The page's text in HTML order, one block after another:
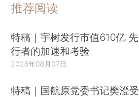
推荐阅读
特稿｜宇树发行市值610亿 先
行者的加速和考验
2026年08月07日
特稿｜国航原党委书记樊澄受